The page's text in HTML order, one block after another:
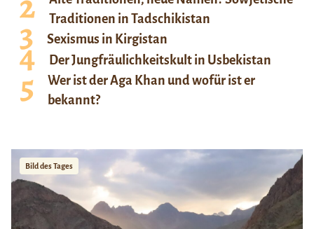
Traditionen in Tadschikistan
Sexismus in Kirgistan
Der Jungfräulichkeitskult in Usbekistan
Wer ist der Aga Khan und wofür ist er
bekannt?
Bild des Tages